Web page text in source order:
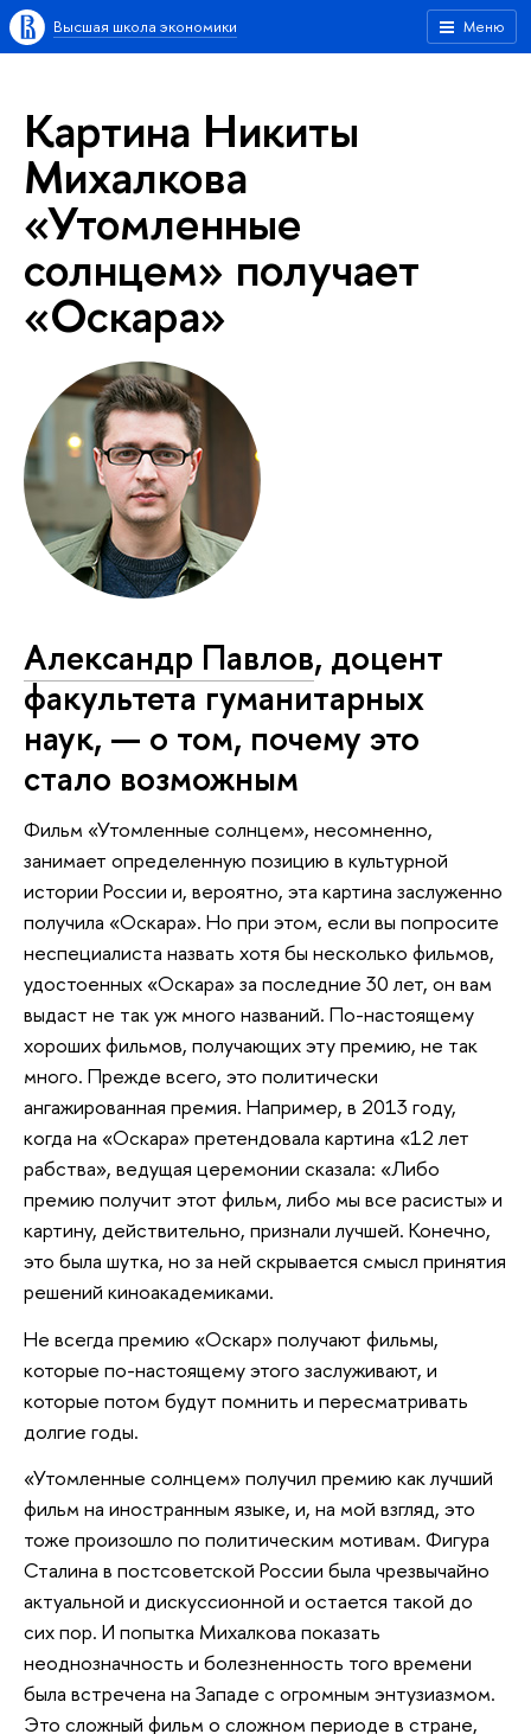
Меню
Высшая школа экономики
Картина Никиты
Михалкова
«Утомленные
солнцем» получает
«Оскара»
Александр Павлов, доцент
факультета гуманитарных
наук, — о том, почему это
стало возможным
Фильм «Утомленные солнцем», несомненно,
занимает определенную позицию в культурной
истории России и, вероятно, эта картина заслуженно
получила «Оскара». Но при этом, если вы попросите
неспециалиста назвать хотя бы несколько фильмов,
удостоенных «Оскара» за последние 30 лет, он вам
выдаст не так уж много названий. По-настоящему
хороших фильмов, получающих эту премию, не так
много. Прежде всего, это политически
ангажированная премия. Например, в 2013 году,
когда на «Оскара» претендовала картина «12 лет
рабства», ведущая церемонии сказала: «Либо
премию получит этот фильм, либо мы все расисты» и
картину, действительно, признали лучшей. Конечно,
это была шутка, но за ней скрывается смысл принятия
решений киноакадемиками.
Не всегда премию «Оскар» получают фильмы,
которые по-настоящему этого заслуживают, и
которые потом будут помнить и пересматривать
долгие годы.
«Утомленные солнцем» получил премию как лучший
фильм на иностранным языке, и, на мой взгляд, это
тоже произошло по политическим мотивам. Фигура
Сталина в постсоветской России была чрезвычайно
актуальной и дискуссионной и остается такой до
сих пор. И попытка Михалкова показать
неоднозначность и болезненность того времени
была встречена на Западе с огромным энтузиазмом.
Это сложный фильм о сложном периоде в стране,